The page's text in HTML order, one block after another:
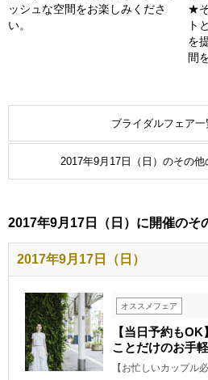
ッシュな空間をお楽しみくださ
い。
★
ト
を
間
ブライダルフェア一
2017年9月17日（日）のその
2017年9月17日（日）に開催のそ
2017年9月17日（日）
オススメフェア
【当日予約も
ことだけのお手
【お忙しいカップル